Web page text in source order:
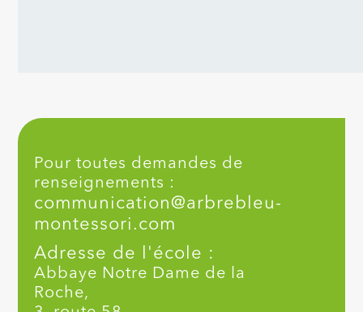
Pour toutes demandes de
renseignements :
communication@arbrebleu-
montessori.com
Adresse de l'école :
Abbaye Notre Dame de la
Roche,